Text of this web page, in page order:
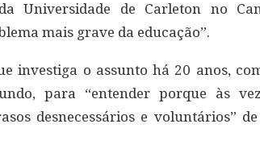
Universidade de Carleton no
mais grave da educação”.
investiga o assunto há 20 anos,
para “entender porque às
desnecessários e voluntários” de